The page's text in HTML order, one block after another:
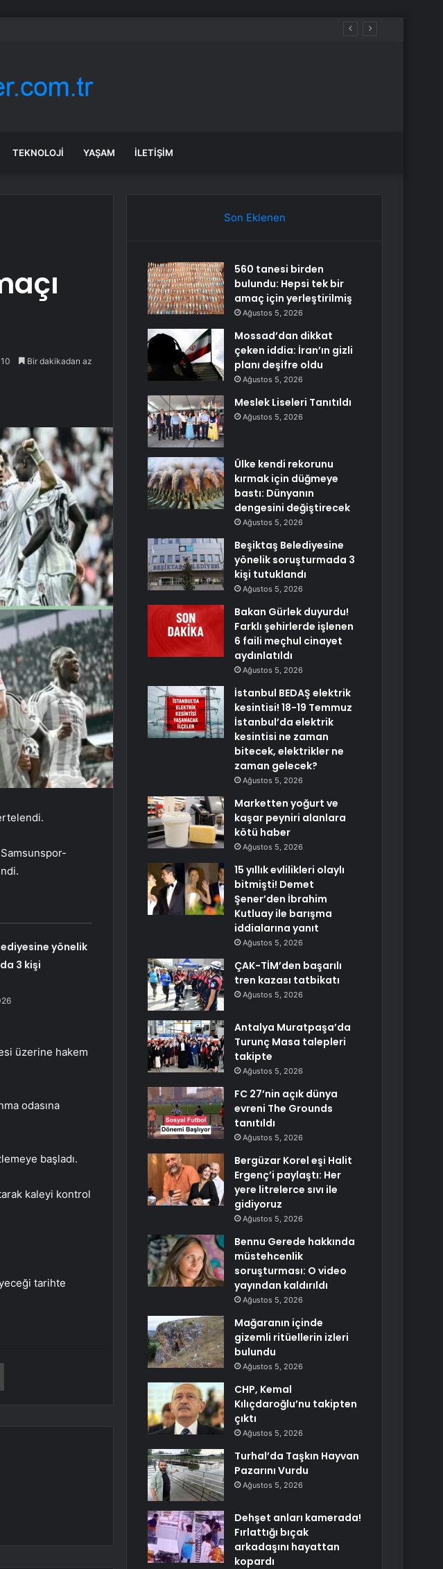
deşifre oldu
TEKNOLOJI YAŞAM İLETIŞIM
10 Bir dakikadan az
yönelik
3 kişi
üzerine hakem
odasına
başladı.
kaleyi kontrol
tarihte
Yazdır
Son Eklenen
560 tanesi birden
bulundu: Hepsi tek bir
amaç için yerleştirilmiş
Ağustos 5, 2026
Mossad’dan dikkat
çeken iddia: İran’ın gizli
planı deşifre oldu
Ağustos 5, 2026
Meslek Liseleri Tanıtıldı
Ağustos 5, 2026
Ülke kendi rekorunu
kırmak için düğmeye
bastı: Dünyanın
dengesini değiştirecek
Ağustos 5, 2026
Beşiktaş Belediyesine
yönelik soruşturmada 3
kişi tutuklandı
Ağustos 5, 2026
Bakan Gürlek duyurdu!
Farklı şehirlerde işlenen
6 faili meçhul cinayet
aydınlatıldı
Ağustos 5, 2026
İstanbul BEDAŞ elektrik
kesintisi! 18-19 Temmuz
İstanbul’da elektrik
kesintisi ne zaman
bitecek, elektrikler ne
zaman gelecek?
Ağustos 5, 2026
Marketten yoğurt ve
kaşar peyniri alanlara
kötü haber
Ağustos 5, 2026
15 yıllık evlilikleri olaylı
bitmişti! Demet
Şener’den İbrahim
Kutluay ile barışma
iddialarına yanıt
Ağustos 5, 2026
ÇAK-TİM’den başarılı
tren kazası tatbikatı
Ağustos 5, 2026
Antalya Muratpaşa’da
Turunç Masa talepleri
takipte
Ağustos 5, 2026
FC 27’nin açık dünya
evreni The Grounds
tanıtıldı
Ağustos 5, 2026
Bergüzar Korel eşi Halit
Ergenç’i paylaştı: Her
yere litrelerce sıvı ile
gidiyoruz
Ağustos 5, 2026
Bennu Gerede hakkında
müstehcenlik
soruşturması: O video
yayından kaldırıldı
Ağustos 5, 2026
Mağaranın içinde
gizemli ritüellerin izleri
bulundu
Ağustos 5, 2026
CHP, Kemal
Kılıçdaroğlu’nu takipten
çıktı
Ağustos 5, 2026
Turhal’da Taşkın Hayvan
Pazarını Vurdu
Ağustos 5, 2026
Dehşet anları kamerada!
Fırlattığı bıçak
arkadaşını hayattan
kopardı